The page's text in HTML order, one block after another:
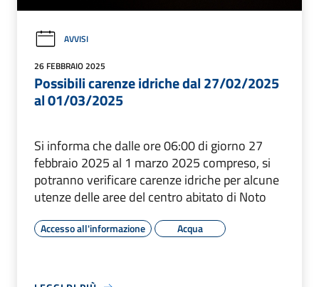
AVVISI
26 FEBBRAIO 2025
Possibili carenze idriche dal 27/02/2025
al 01/03/2025
Si informa che dalle ore 06:00 di giorno 27
febbraio 2025 al 1 marzo 2025 compreso, si
potranno verificare carenze idriche per alcune
utenze delle aree del centro abitato di Noto
Accesso all'informazione Acqua